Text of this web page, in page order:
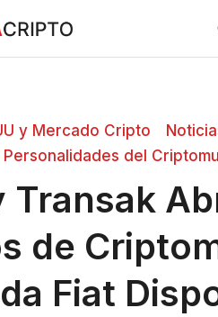
y Mercado Cripto
Personalidades del
Transak
de
Fiat